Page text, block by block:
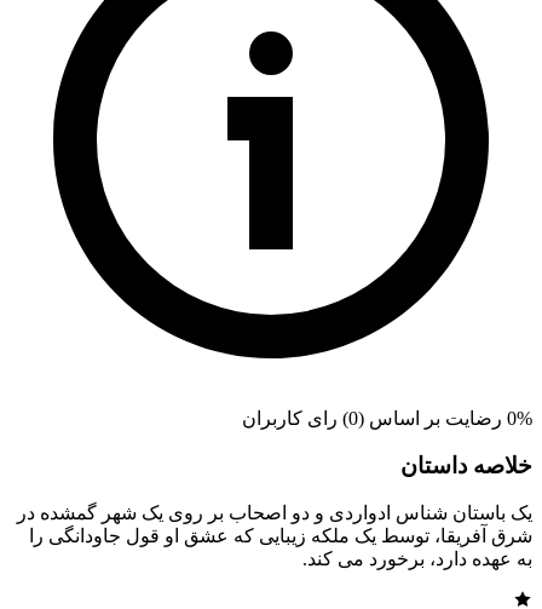
0% رضایت بر اساس (0) رای کاربران
خلاصه داستان
یک باستان شناس ادواردی و دو اصحاب بر روی یک شهر گمشده در
شرق آفریقا، توسط یک ملکه زیبایی که عشق او قول جاودانگی را
به عهده دارد، برخورد می کند.